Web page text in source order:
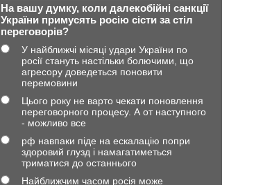
На вашу думку, коли далекобійні санкції
України примусять росію сісти за стіл
переговорів?
У найближчі місяці удари України по
росії стануть настільки болючими, що
агресору доведеться поновити
перемовини
Цього року не варто чекати поновлення
переговорного процесу. А от наступного
- можливо все
рф навпаки піде на ескалацію попри
здоровий глузд і намагатиметься
триматися до останнього
Найближчим часом росія може